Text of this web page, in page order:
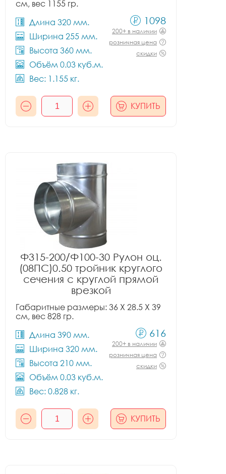
см, вес 1155 гр.
Длина 320 мм.
Ширина 255 мм.
Высота 360 мм.
Объём 0.03 куб.м.
Вес: 1.155 кг.
1098
200+ в наличии
розничная цена
скидки
КУПИТЬ
Ф315-200/Ф100-30 Рулон оц.
(08ПС)0.50 тройник круглого
сечения с круглой прямой
врезкой
Габаритные размеры: 36 X 28.5 X 39
см, вес 828 гр.
Длина 390 мм.
Ширина 320 мм.
Высота 210 мм.
Объём 0.03 куб.м.
Вес: 0.828 кг.
616
200+ в наличии
розничная цена
скидки
КУПИТЬ